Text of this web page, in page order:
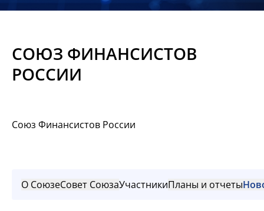
Материалы
СОЮЗ ФИНАНСИСТОВ
РОССИИ
Союз Финансистов России
О СоюзеСовет СоюзаУчастникиПланы и отчеты